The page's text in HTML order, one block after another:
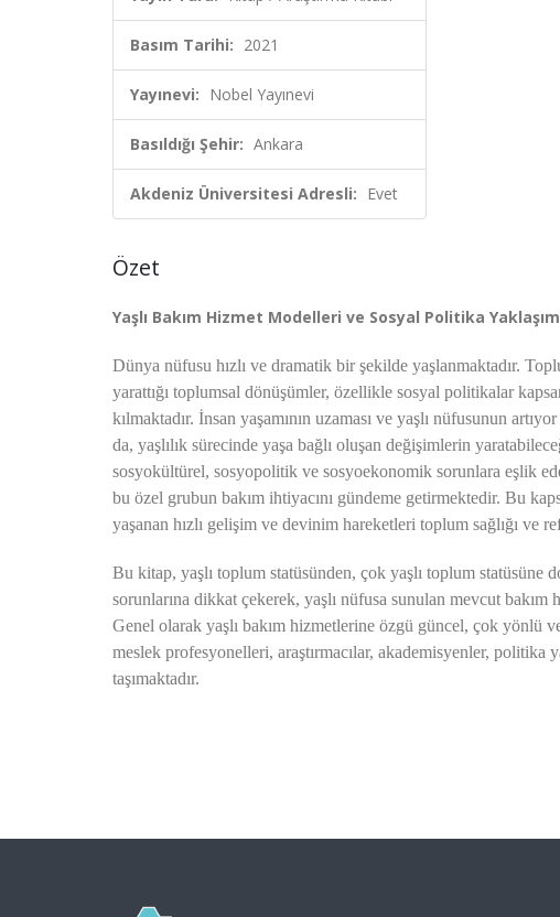
Basım Tarihi: 2021
Yayınevi: Nobel Yayınevi
Basıldığı Şehir: Ankara
Akdeniz Üniversitesi Adresli: Evet
Özet
Yaşlı Bakım Hizmet Modelleri ve Sosyal Politika
Dünya nüfusu hızlı ve dramatik bir şekilde yaşlanmaktadır.
yarattığı toplumsal dönüşümler, özellikle sosyal politikalar
kılmaktadır. İnsan yaşamının uzaması ve yaşlı nüfusunun
da, yaşlılık sürecinde yaşa bağlı oluşan değişimlerin
sosyokültürel, sosyopolitik ve sosyoekonomik sorunlara eşlik
bu özel grubun bakım ihtiyacını gündeme getirmektedir. Bu
yaşanan hızlı gelişim ve devinim hareketleri toplum sağlığı ve
Bu kitap, yaşlı toplum statüsünden, çok yaşlı toplum
sorunlarına dikkat çekerek, yaşlı nüfusa sunulan mevcut bakım
Genel olarak yaşlı bakım hizmetlerine özgü güncel, çok yönlü
meslek profesyonelleri, araştırmacılar, akademisyenler,
taşımaktadır.
Mehtap